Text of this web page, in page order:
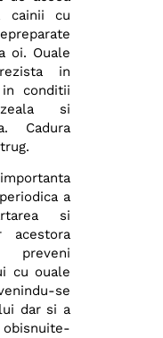
cainii cu
oi. Ouale
in
conditii
si
Cadura
a
si
acestora
cu ouale
se
dar si a